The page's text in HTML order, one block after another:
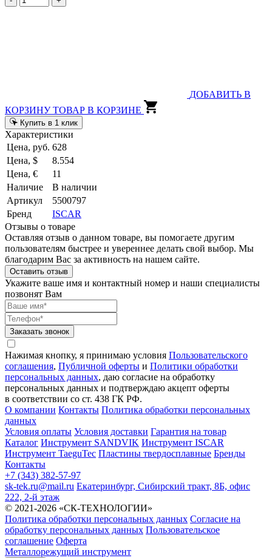
ДОБАВИТЬ В
КОРЗИНУ ТОВАР В КОРЗИНЕ
Купить в 1 клик
Характеристики
Цена, руб. 628
Цена, $
8.554
Цена, €
11
Наличие
В наличии
Артикул
5500797
Бренд
ISCAR
Отзывы о товаре
Оставляя отзыв о данном товаре, вы помогаете другим
пользователям быстрее и увереннее делать свой выбор. Мы
благодарим Вас за активность на нашем сайте.
Оставить отзыв
Укажите ваше имя и контактный номер и наши специалисты
позвонят Вам
Заказать звонок
Нажимая кнопку, я принимаю условия Пользовательского
соглашения, Публичной оферты и Политики обработки
персональных данных, даю согласие на обработку
персональных данных и подтверждаю акцепт оферты
в соответствии со ст. 438 ГК РФ.
О компании Контакты Политика обработки персональных
данных
Условия оплаты Условия доставки Гарантия на товар
Каталог Инструмент SANDVIK Инструмент ISCAR
Инструмент TaeguTec Пластины твердосплавные Бренды
Контакты
+7 (343) 382-57-97
sk-tek.ru@mail.ru Екатеринбург, Сибирский тракт, 8Б, офис
222, 2-й этаж
© 2021-2026 «СК-ТЕХНОЛОГИИ»
Политика обработки персональных данных Согласие на
обработку персональных данных Пользовательское
соглашение Оферта
Металлорежущий инструмент